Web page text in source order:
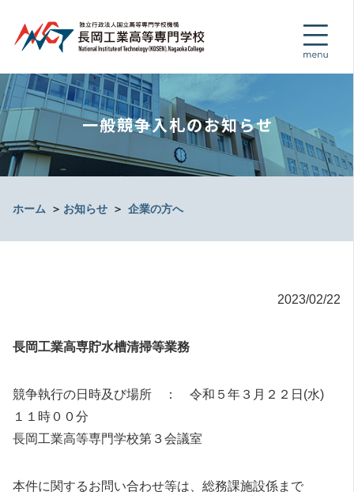
一般競争入札のお知らせ
ホーム ＞ お知らせ ＞ 企業の方へ
2023/02/22
長岡工業高専貯水槽清掃等業務
競争執行の日時及び場所 ： 令和５年３月２２日(水)
１１時００分
長岡工業高等専門学校第３会議室
本件に関するお問い合わせ等は、総務課施設係まで